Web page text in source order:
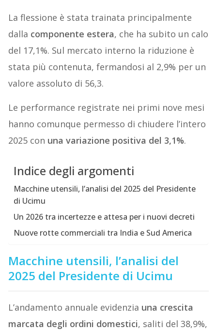
La flessione è stata trainata principalmente
dalla componente estera, che ha subito un calo
del 17,1%. Sul mercato interno la riduzione è
stata più contenuta, fermandosi al 2,9% per un
valore assoluto di 56,3.
Le performance registrate nei primi nove mesi
hanno comunque permesso di chiudere l’intero
2025 con una variazione positiva del 3,1%.
Indice degli argomenti
Macchine utensili, l’analisi del 2025 del Presidente
di Ucimu
Un 2026 tra incertezze e attesa per i nuovi decreti
Nuove rotte commerciali tra India e Sud America
Macchine utensili, l’analisi del
2025 del Presidente di Ucimu
L’andamento annuale evidenzia una crescita
marcata degli ordini domestici, saliti del 38,9%,